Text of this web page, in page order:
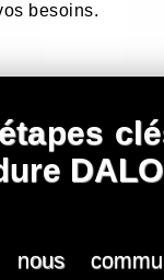
besoins.
DALO